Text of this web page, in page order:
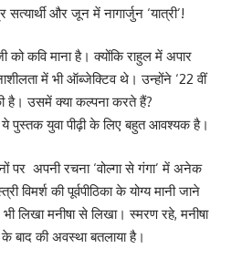
और जून में नागार्जुन ‘यात्री’!
कवि माना है। क्योंकि राहुल में अपार
में भी ऑब्जेक्टिव थे। उन्होंने ‘22 वीं
है। उसमें क्या कल्पना करते हैं?
ये पुस्तक युवा पीढ़ी के लिए बहुत आवश्यक है।
पर अपनी रचना ‘वोल्गा से गंगा’ में अनेक
विमर्श की पूर्वपीठिका के योग्य मानी जाने
लिखा मनीषा से लिखा। स्मरण रहे, मनीषा
बाद की अवस्था बतलाया है।